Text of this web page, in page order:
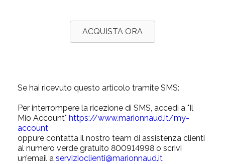
ACQUISTA ORA
Se hai ricevuto questo articolo tramite SMS:
Per interrompere la ricezione di SMS, accedi a "Il
Mio Account" https://www.marionnaud.it/my-
account
oppure contatta il nostro team di assistenza clienti
al numero verde gratuito 800914998 o scrivi
un’email a servizioclienti@marionnaud.it